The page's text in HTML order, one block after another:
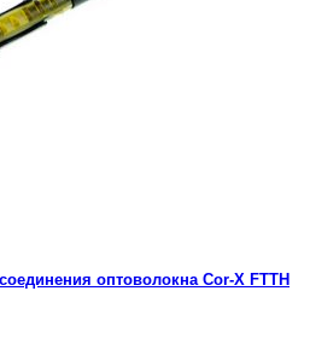
оптоволокна Cor-X FTTH